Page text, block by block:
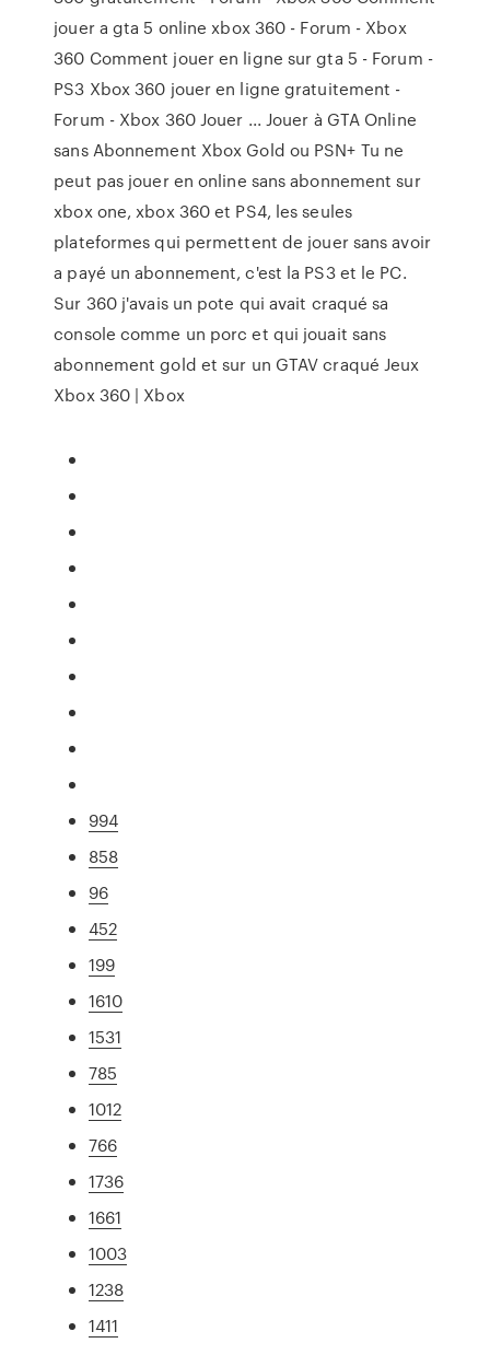
jouer a gta 5 online xbox 360 - Forum - Xbox
360 Comment jouer en ligne sur gta 5 - Forum -
PS3 Xbox 360 jouer en ligne gratuitement -
Forum - Xbox 360 Jouer ... Jouer à GTA Online
sans Abonnement Xbox Gold ou PSN+ Tu ne
peut pas jouer en online sans abonnement sur
xbox one, xbox 360 et PS4, les seules
plateformes qui permettent de jouer sans avoir
a payé un abonnement, c'est la PS3 et le PC.
Sur 360 j'avais un pote qui avait craqué sa
console comme un porc et qui jouait sans
abonnement gold et sur un GTAV craqué Jeux
Xbox 360 | Xbox
994
858
96
452
199
1610
1531
785
1012
766
1736
1661
1003
1238
1411